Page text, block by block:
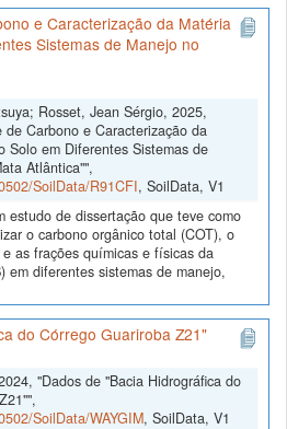
e Caracterização da Matéria
Sistemas de Manejo no
Rosset, Jean Sérgio, 2025,
de Carbono e Caracterização da
Solo em Diferentes Sistemas de
Atlântica"",
SoilData/R91CFI, SoilData, V1
estudo de dissertação que teve como
o carbono orgânico total (COT), o
as frações químicas e físicas da
em diferentes sistemas de manejo,
do Córrego Guariroba Z21"
"Dados de "Bacia Hidrográfica do
SoilData/WAYGIM, SoilData, V1